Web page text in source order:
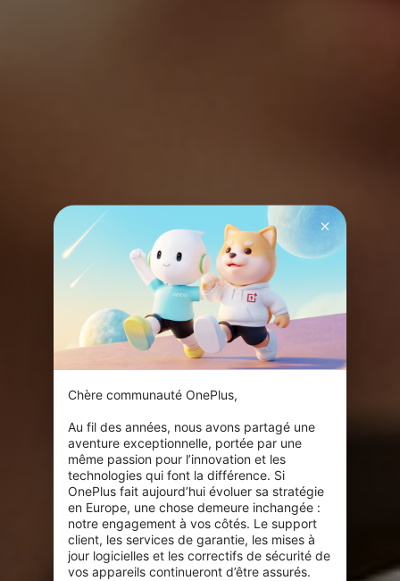
Chère communauté OnePlus,
Au fil des années, nous avons partagé une
aventure exceptionnelle, portée par une
même passion pour l’innovation et les
technologies qui font la différence. Si
OnePlus fait aujourd’hui évoluer sa stratégie
en Europe, une chose demeure inchangée :
notre engagement à vos côtés. Le support
client, les services de garantie, les mises à
jour logicielles et les correctifs de sécurité de
vos appareils continueront d’être assurés.